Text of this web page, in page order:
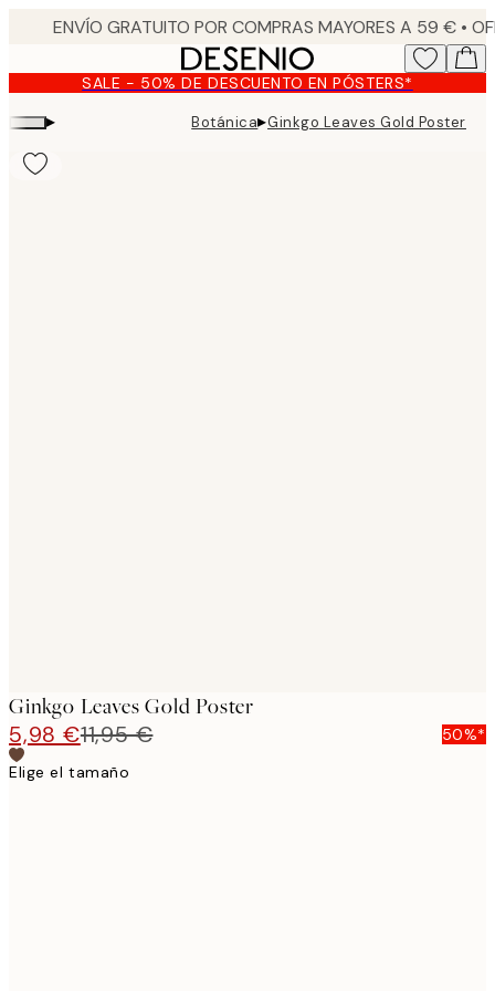
content.SALE - 50% DE DESCUENTO EN PÓSTERS*
▸ Botánica▸Ginkgo Leaves Gold Poster
Ginkgo Leaves Gold Poster
5,98 €11,95 €
50%*
Elige el tamaño